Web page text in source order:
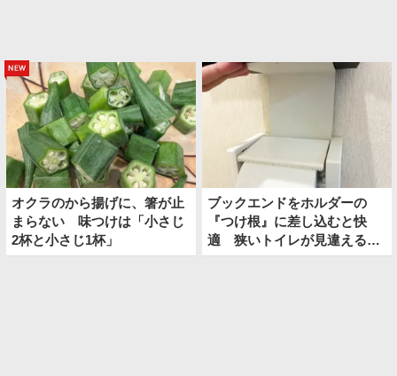
new
オクラのから揚げに、箸が止
まらない 味つけは「小さじ
2杯と小さじ1杯」
ブックエンドをホルダーの
『つけ根』に差し込むと快
適 狭いトイレが見違える裏
技とは